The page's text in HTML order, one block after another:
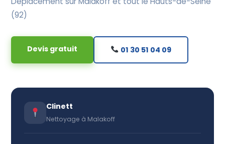
(92)
Devis gratuit 01 30 51 04 09
Clinett
Nettoyage à Malakoff